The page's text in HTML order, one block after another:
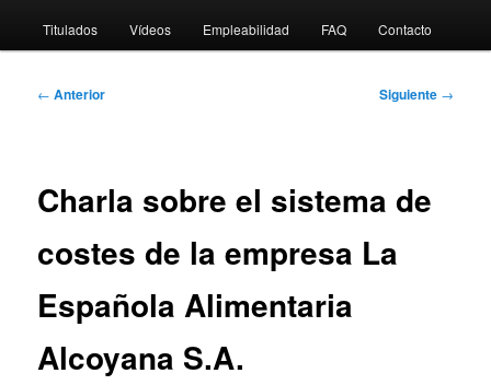
Titulados Vídeos Empleabilidad FAQ Contacto
Navegación
← Anterior Siguiente →
Charla sobre el sistema de
costes de la empresa La
Española Alimentaria
Alcoyana S.A.